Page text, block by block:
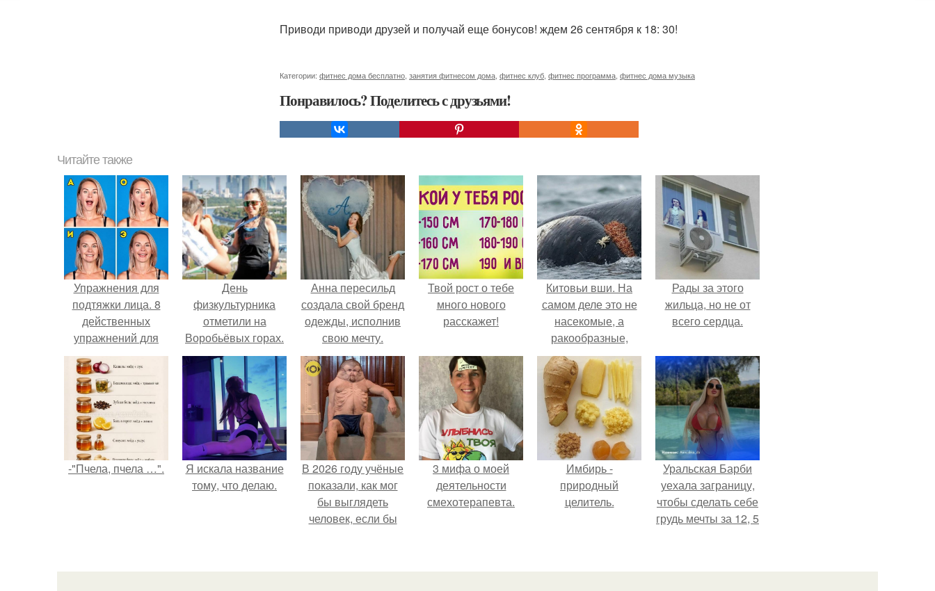
Приводи приводи друзей и получай еще бонусов! ждем 26 сентября к 18: 30!
Категории: фитнес дома бесплатно занятия фитнесом дома фитнес клуб фитнес программа фитнес дома музыка
Понравилось? Поделитесь с друзьями!
Читайте также
Упражнения для
подтяжки лица. 8
действенных
упражнений для
подтяжки овала
лица.
День
физкультурника
отметили на
Воробьёвых горах.
Анна пересильд
создала свой бренд
одежды, исполнив
свою мечту.
Твой рост о тебе
много нового
расскажет!
Китовьи вши. На
самом деле это не
насекомые, а
ракообразные,
относящиеся к
бокоплавам.
Рады за этого
жильца, но не от
всего сердца.
-"Пчела, пчела …".
Я искала название
тому, что делаю.
В 2026 году учёные
показали, как мог
бы выглядеть
человек, если бы
специально для
3 мифа о моей
деятельности
смехотерапевта.
Имбирь -
природный
целитель.
Уральская Барби
уехала заграницу,
чтобы сделать себе
грудь мечты за 12, 5